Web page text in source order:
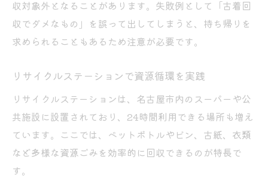
法
家具回収もラクに！効率化のポイント紹介
エコと節約を叶える処分のコツ発見
無料回収とリサイクルで賢く処分するコツ
名古屋市の資源回収情報を活かしたエコ術
リサイクルステーション利用で節約とエコ
収対象外となることがあります。失敗例として「古着回
収でダメなもの」を誤って出してしまうと、持ち帰りを
求められることもあるため注意が必要です。
リサイクルステーションで資源循環を実践
リサイクルステーションは、名古屋市内のスーパーや公
共施設に設置されており、24時間利用できる場所も増え
ています。ここでは、ペットボトルやビン、古紙、衣類
など多様な資源ごみを効率的に回収できるのが特長で
す。